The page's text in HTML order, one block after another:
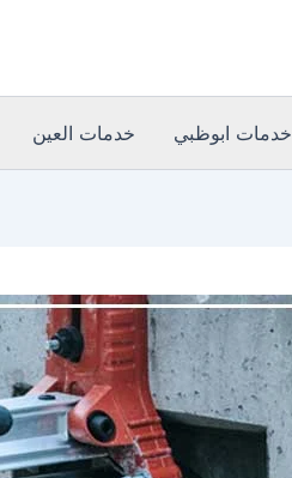
خدمات ابوظبي خدمات العين